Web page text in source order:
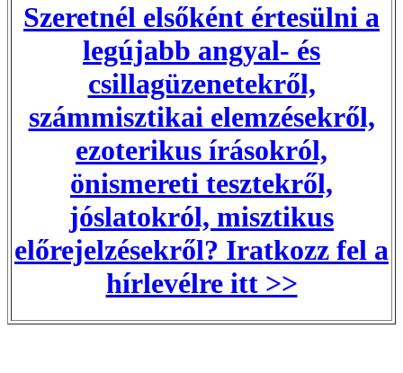
Szeretnél elsőként értesülni a
legújabb angyal- és
csillagüzenetekről,
számmisztikai elemzésekről,
ezoterikus írásokról,
önismereti tesztekről,
jóslatokról, misztikus
előrejelzésekről? Iratkozz fel a
hírlevélre itt >>